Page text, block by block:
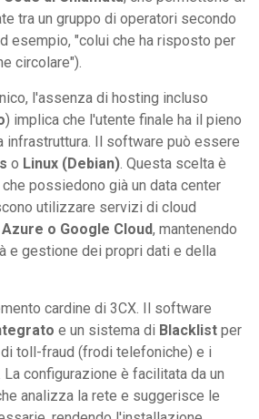
tra un gruppo di operatori secondo
esempio, "colui che ha risposto per
circolare").
l'assenza di hosting incluso
) implica che l'utente finale ha il pieno
infrastruttura. Il software può essere
o Linux (Debian). Questa scelta è
possiedono già un data center
utilizzare servizi di cloud
Azure o Google Cloud, mantenendo
e gestione dei propri dati e della
cardine di 3CX. Il software
e un sistema di Blacklist per
toll-fraud (frodi telefoniche) e i
configurazione è facilitata da un
analizza la rete e suggerisce le